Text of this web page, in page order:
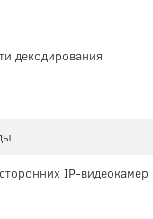
декодирования
IP-видеокамер